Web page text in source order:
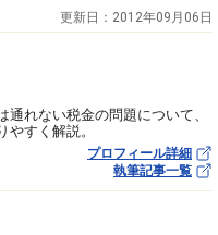
更新日： 2012年09月06日
れない税金の問題について、
すく解説。
プロフィール詳細
執筆記事一覧